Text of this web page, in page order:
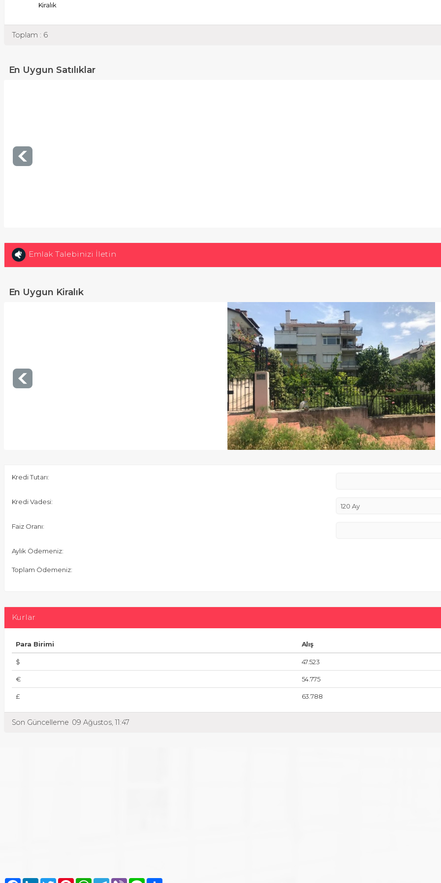
Kiralık
Toplam : 6
En Uygun Satılıklar
Emlak Talebinizi İletin
En Uygun Kiralık
Kredi Tutarı:
Kredi Vadesi:
Faiz Oranı:
Aylık Ödemeniz:
Toplam Ödemeniz:
Kurlar
Para Birimi Alış
$ 47.523
€ 54.775
£ 63.788
Son Güncelleme 09 Ağustos, 11:47